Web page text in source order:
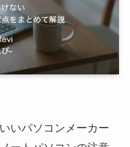
いパソコンメーカー